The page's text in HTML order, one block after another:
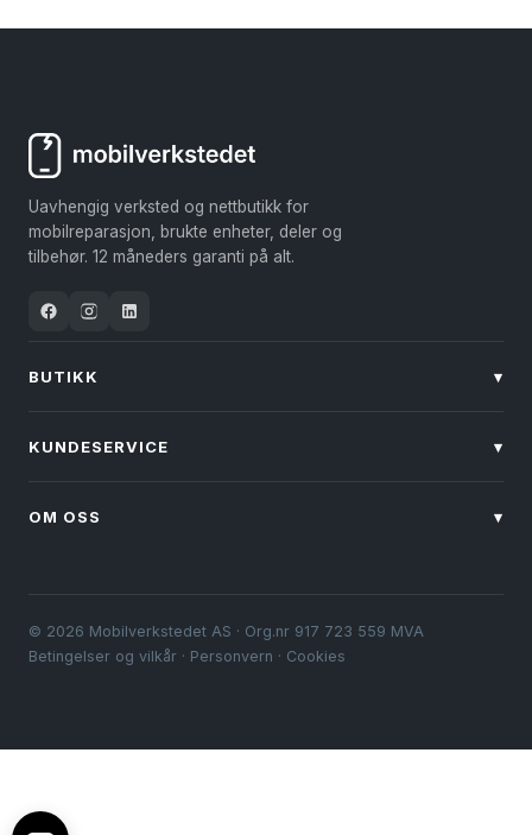
produktet
Alternativene
kan
velges
på
produktet
Uavhengig verksted og nettbutikk for
mobilreparasjon, brukte enheter, deler og
tilbehør. 12 måneders garanti på alt.
BUTIKK ▾
KUNDESERVICE ▾
OM OSS ▾
© 2026 Mobilverkstedet AS · Org.nr 917 723 559 MVA
Betingelser og vilkår · Personvern · Cookies